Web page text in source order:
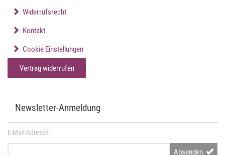
Widerrufsrecht
Kontakt
Cookie Einstellungen
Vertrag widerrufen
Newsletter-Anmeldung
E-Mail-Adresse:
Absenden